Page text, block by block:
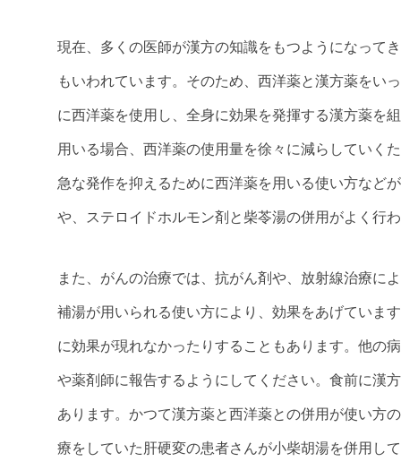
現在、多くの医師が漢方の知識をもつようになって
もいわれています。そのため、西洋薬と漢方薬をい
に西洋薬を使用し、全身に効果を発揮する漢方薬を
用いる場合、西洋薬の使用量を徐々に減らしていく
急な発作を抑えるために西洋薬を用いる使い方など
や、ステロイドホルモン剤と柴苓湯の併用がよく行
また、がんの治療では、抗がん剤や、放射線治療に
補湯が用いられる使い方により、効果をあげていま
に効果が現れなかったりすることもあります。他の
や薬剤師に報告するようにしてください。食前に漢
あります。かつて漢方薬と西洋薬との併用が使い方
療をしていた肝硬変の患者さんが小柴胡湯を併用し